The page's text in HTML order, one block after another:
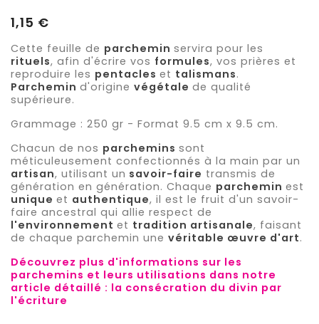
1,15 €
Cette feuille de parchemin servira pour les
rituels, afin d'écrire vos formules, vos prières et
reproduire les pentacles et talismans.
Parchemin d'origine végétale de qualité
supérieure.
Grammage : 250 gr - Format 9.5 cm x 9.5 cm.
Chacun de nos parchemins sont
méticuleusement confectionnés à la main par un
artisan, utilisant un savoir-faire transmis de
génération en génération. Chaque parchemin est
unique et authentique, il est le fruit d'un savoir-
faire ancestral qui allie respect de
l'environnement et tradition artisanale, faisant
de chaque parchemin une véritable œuvre d'art.
Découvrez plus d'informations sur les
parchemins et leurs utilisations dans notre
article détaillé : la consécration du divin par
l'écriture